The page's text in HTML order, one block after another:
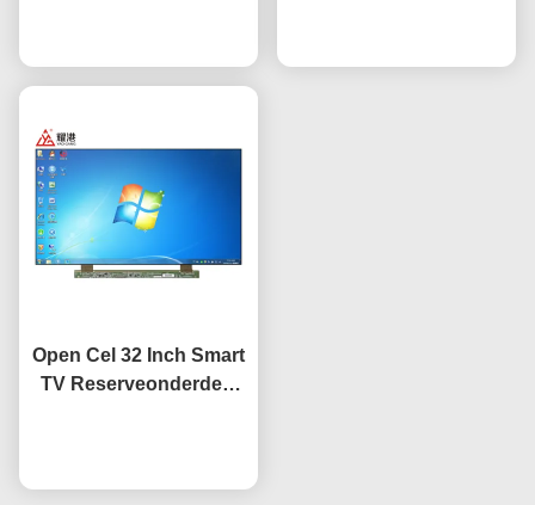
Open Cel 32 Inch Smart
TV Reserveonderdeel